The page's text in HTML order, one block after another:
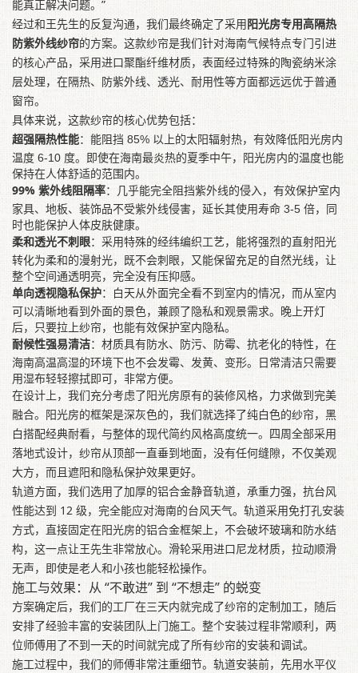
能真正解决问题。”
经过和王先生的反复沟通，我们最终确定了采用阳光房专用高隔热
防紫外线纱帘的方案。这款纱帘是我们针对海南气候特点专门引进
的核心产品，采用进口聚酯纤维材质，表面经过特殊的陶瓷纳米涂
层处理，在隔热、防紫外线、透光、耐用性等方面都远远优于普通
窗帘。
具体来说，这款纱帘的核心优势包括：
超强隔热性能：能阻挡 85% 以上的太阳辐射热，有效降低阳光房内
温度 6-10 度。即使在海南最炎热的夏季中午，阳光房内的温度也能
保持在人体舒适的范围内。
99% 紫外线阻隔率：几乎能完全阻挡紫外线的侵入，有效保护室内
家具、地板、装饰品不受紫外线侵害，延长其使用寿命 3-5 倍，同
时也能保护人体皮肤健康。
柔和透光不刺眼：采用特殊的经纬编织工艺，能将强烈的直射阳光
转化为柔和的漫射光，既不会刺眼，又能保留充足的自然光线，让
整个空间通透明亮，完全没有压抑感。
单向透视隐私保护：白天从外面完全看不到室内的情况，而从室内
可以清晰地看到外面的景色，兼顾了隐私和观景需求。晚上开灯
后，只要拉上纱帘，也能有效保护室内隐私。
耐候性强易清洁：材质具有防水、防污、防霉、抗老化的特性，在
海南高温高湿的环境下也不会发霉、发黄、变形。日常清洁只需要
用湿布轻轻擦拭即可，非常方便。
在设计上，我们充分考虑了阳光房原有的装修风格，力求做到完美
融合。阳光房的框架是深灰色的，我们就选择了纯白色的纱帘，黑
白搭配经典耐看，与整体的现代简约风格高度统一。四周全部采用
落地式设计，纱帘从顶部一直垂到地面，没有任何缝隙，不仅美观
大方，而且遮阳和隐私保护效果更好。
轨道方面，我们选用了加厚的铝合金静音轨道，承重力强，抗台风
性能达到 12 级，完全能应对海南的台风天气。轨道采用免打孔安装
方式，直接固定在阳光房的铝合金框架上，不会破坏玻璃和防水结
构，这一点让王先生非常放心。滑轮采用进口尼龙材质，拉动顺滑
无声，即使是老人和小孩也能轻松操作。
施工与效果：从 “不敢进” 到 “不想走” 的蜕变
方案确定后，我们的工厂在三天内就完成了纱帘的定制加工，随后
安排了经验丰富的安装团队上门施工。整个安装过程非常顺利，两
位师傅用了不到一天的时间就完成了所有纱帘的安装和调试。
施工过程中，我们的师傅非常注重细节。轨道安装前，先用水平仪